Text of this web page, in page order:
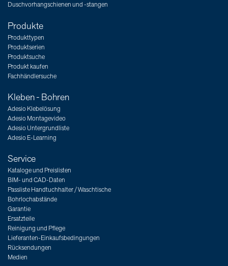
Duschvorhangschienen und -stangen
Produkte
Produkttypen
Produktserien
Produktsuche
Produkt kaufen
Fachhändlersuche
Kleben - Bohren
Adesio Klebelösung
Adesio Montagevideo
Adesio Untergrundliste
Adesio E-Learning
Service
Kataloge und Preislisten
BIM- und CAD-Daten
Passliste Handtuchhalter / Waschtische
Bohrlochabstände
Garantie
Ersatzteile
Reinigung und Pflege
Lieferanten-Einkaufsbedingungen
Rücksendungen
Medien